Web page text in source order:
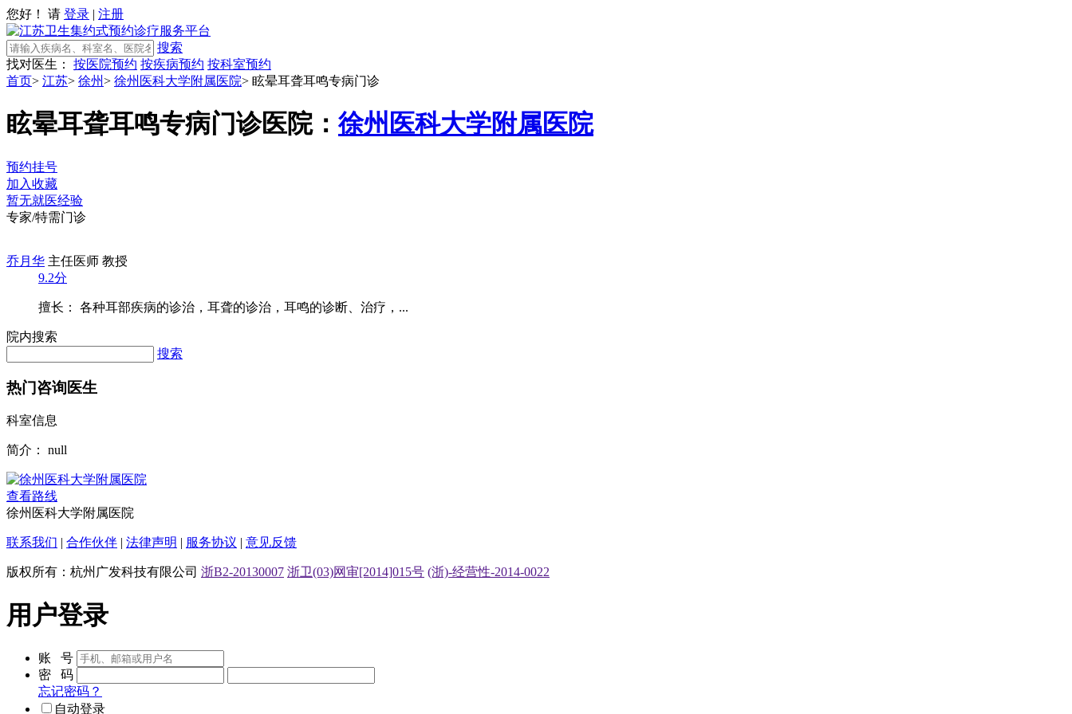
您好！ 请 登录 | 注册
搜索
找对医生：
按医院预约 按疾病预约 按科室预约
首页> 江苏> 徐州> 徐州医科大学附属医院> 眩晕耳聋耳鸣专病门诊
眩晕耳聋耳鸣专病门诊医院： 徐州医科大学附属医院
预约挂号
加入收藏
暂无就医经验
专家/特需门诊
乔月华 主任医师 教授
9.2分
擅长： 各种耳部疾病的诊治，耳聋的诊治，耳鸣的诊断、治疗，...
院内搜索
搜索
热门咨询医生
科室信息
简介： null
查看路线
徐州医科大学附属医院
联系我们 | 合作伙伴 | 法律声明 | 服务协议 | 意见反馈
版权所有：杭州广发科技有限公司 浙B2-20130007 浙卫(03)网审[2014]015号 (浙)-经营性-2014-0022
用户登录
账 号
密 码
忘记密码？
自动登录